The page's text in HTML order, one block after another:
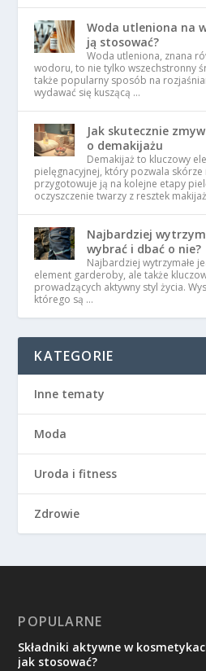
Woda utleniona na
ją stosować?
Woda utleniona, znana
wodoru, to nie tylko wszechstronny
także popularny sposób na
wydawać się kuszącą …
Jak skutecznie
o demakijażu
Demakijaż to kluczowy
pielęgnacyjnej, który pozwala skórze
przygotowuje ją na kolejne etapy
oczyszczenie twarzy z resztek
Najbardziej
wybrać i dbać o nie?
Najbardziej wytrzymałe
element garderoby, ale także
prowadzących aktywny styl życia.
którego są …
KATEGORIE
Inne tematy
Moda
Uroda i fitness
Zdrowie
POPULARNE
Składniki aktywne w
jak stosować?